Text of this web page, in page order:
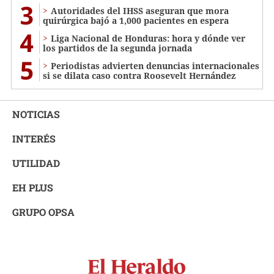
3
Autoridades del IHSS aseguran que mora
quirúrgica bajó a 1,000 pacientes en espera
4
Liga Nacional de Honduras: hora y dónde ver
los partidos de la segunda jornada
5
Periodistas advierten denuncias internacionales
si se dilata caso contra Roosevelt Hernández
NOTICIAS
INTERÉS
UTILIDAD
EH PLUS
GRUPO OPSA